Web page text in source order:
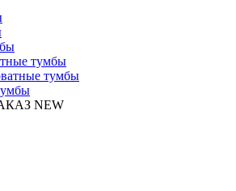
тумбы
NEW